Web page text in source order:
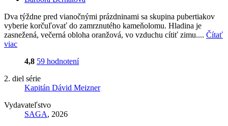
Dva týždne pred vianočnými prázdninami sa skupina pubertiakov
vyberie korčuľovať do zamrznutého kameňolomu. Hladina je
zasnežená, večerná obloha oranžová, vo vzduchu cítiť zimu.... Čítať
viac
4,8 59 hodnotení
2. diel série
Kapitán Dávid Meizner
Vydavateľstvo
SAGA, 2026